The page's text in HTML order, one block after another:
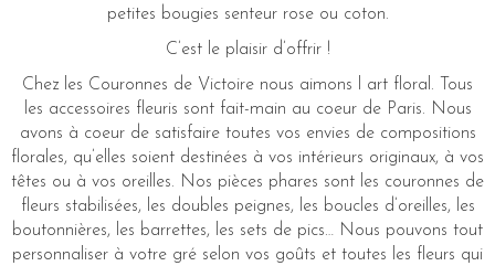
petites bougies senteur rose ou coton.
C’est le plaisir d’offrir !
Chez les Couronnes de Victoire nous aimons l art floral. Tous
les accessoires fleuris sont fait-main au coeur de Paris. Nous
avons à coeur de satisfaire toutes vos envies de compositions
florales, qu’elles soient destinées à vos intérieurs originaux, à vos
têtes ou à vos oreilles. Nos pièces phares sont les couronnes de
fleurs stabilisées, les doubles peignes, les boucles d’oreilles, les
boutonnières, les barrettes, les sets de pics… Nous pouvons tout
personnaliser à votre gré selon vos goûts et toutes les fleurs qui